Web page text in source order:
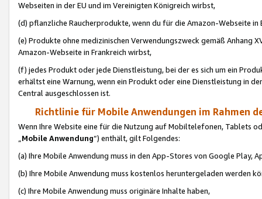
Webseiten in der EU und im Vereinigten Königreich wirbst,
(d) pflanzliche Raucherprodukte, wenn du für die Amazon-Webseite in
(e) Produkte ohne medizinischen Verwendungszweck gemäß Anhang
Amazon-Webseite in Frankreich wirbst,
(f) jedes Produkt oder jede Dienstleistung, bei der es sich um ein
erhältst eine Warnung, wenn ein Produkt oder eine Dienstleistung in
Central ausgeschlossen ist.
Richtlinie für Mobile Anwendungen im Rahmen
Wenn Ihre Website eine für die Nutzung auf Mobiltelefonen, Tablets
„Mobile Anwendung“) enthält, gilt Folgendes:
(a) Ihre Mobile Anwendung muss in den App-Stores von Google Play,
(b) Ihre Mobile Anwendung muss kostenlos heruntergeladen werden
(c) Ihre Mobile Anwendung muss originäre Inhalte haben,